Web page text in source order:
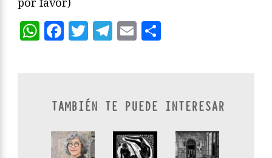
WhatsApp
Facebook
Twitter
Telegram
Email
TAMBIÉN TE PUEDE INTERESAR